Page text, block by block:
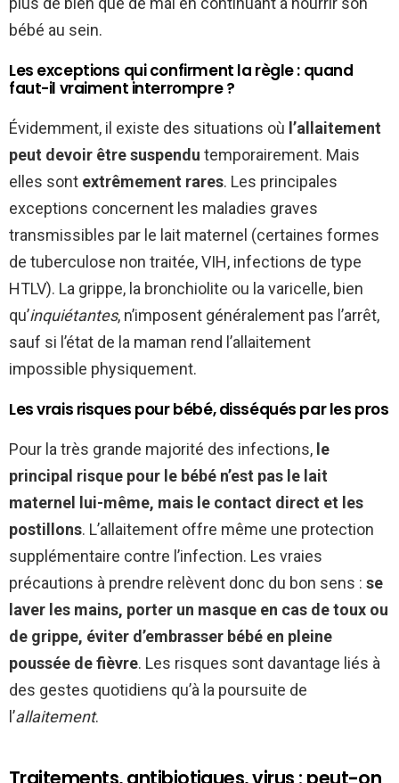
bébé au sein.
Les exceptions qui confirment la règle : quand
faut-il vraiment interrompre ?
Évidemment, il existe des situations où l’allaitement
peut devoir être suspendu temporairement. Mais
elles sont extrêmement rares. Les principales
exceptions concernent les maladies graves
transmissibles par le lait maternel (certaines formes
de tuberculose non traitée, VIH, infections de type
HTLV). La grippe, la bronchiolite ou la varicelle, bien
qu’inquiétantes, n’imposent généralement pas l’arrêt,
sauf si l’état de la maman rend l’allaitement
impossible physiquement.
Les vrais risques pour bébé, disséqués par les pros
Pour la très grande majorité des infections, le
principal risque pour le bébé n’est pas le lait
maternel lui-même, mais le contact direct et les
postillons. L’allaitement offre même une protection
supplémentaire contre l’infection. Les vraies
précautions à prendre relèvent donc du bon sens : se
laver les mains, porter un masque en cas de toux ou
de grippe, éviter d’embrasser bébé en pleine
poussée de fièvre. Les risques sont davantage liés à
des gestes quotidiens qu’à la poursuite de
l’allaitement.